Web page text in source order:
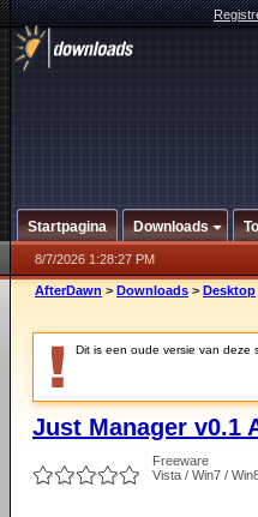
Startpagina Downloads
8/7/2026 1:28:27 PM
AfterDawn > Downloads > Desktop
Dit is een oude versie van deze
Just Manager v0.1
Freeware
Vista / Win7 /